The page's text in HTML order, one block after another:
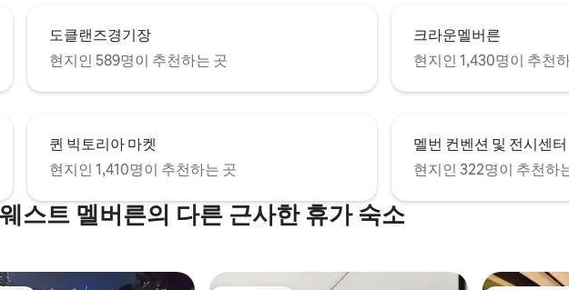
도클랜즈경기장
현지인 589명이 추천하는 곳
크라운멜버른
현지인 1,430명이 추천
퀸 빅토리아 마켓
현지인 1,410명이 추천하는 곳
멜번 컨벤션 및 전시센터
현지인 322명이 추천하
웨스트 멜버른의 다른 근사한 휴가 숙소